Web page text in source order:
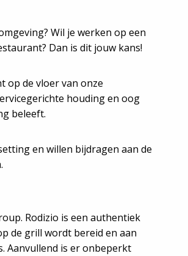
Wil je werken op een
Dan is dit jouw kans!
op de vloer van onze
houding en oog
beleeft.
en willen bijdragen aan de
Rodizio is een authentiek
de grill wordt bereid en aan
Aanvullend is er onbeperkt